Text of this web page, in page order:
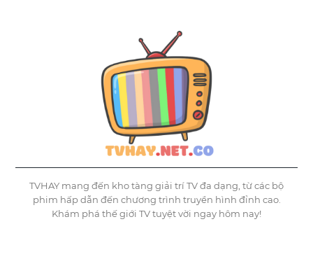
TVHAY mang đến kho tàng giải trí TV đa dạng, từ các bộ
phim hấp dẫn đến chương trình truyền hình đỉnh cao.
Khám phá thế giới TV tuyệt vời ngay hôm nay!